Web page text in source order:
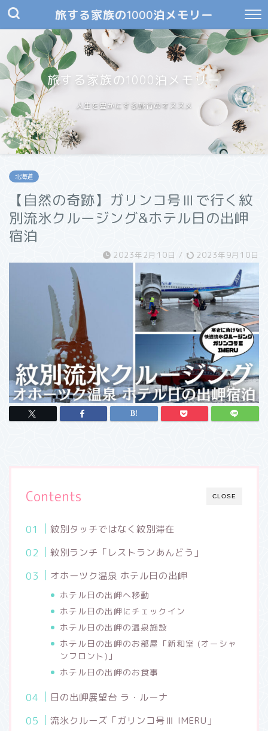
旅する家族の1000泊メモリー
旅する家族の1000泊メモリー
人生を豊かにする旅行のオススメ
北海道
【自然の奇跡】ガリンコ号Ⅲで行く紋
別流氷クルージング&ホテル日の出岬
宿泊
2023年2月10日 / 2023年9月10日
CLOSE
Contents
紋別タッチではなく紋別滞在
紋別ランチ「レストランあんどう」
オホーツク温泉 ホテル日の出岬
ホテル日の出岬へ移動
ホテル日の出岬にチェックイン
ホテル日の出岬の温泉施設
ホテル日の出岬のお部屋「新和室 (オーシャ
ンフロント)」
ホテル日の出岬のお食事
日の出岬展望台 ラ・ルーナ
流氷クルーズ「ガリンコ号Ⅲ IMERU」